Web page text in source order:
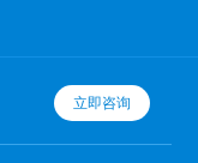
立即咨询